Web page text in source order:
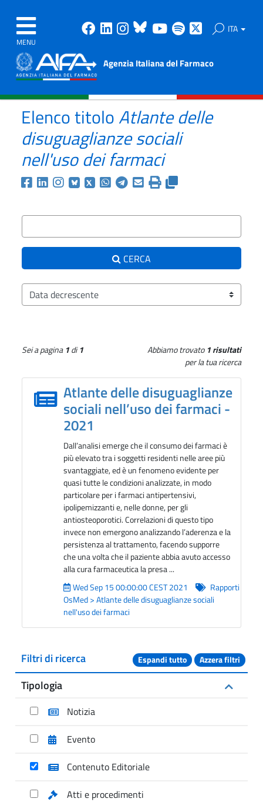
MENU
Facebook
Linkedin
Instagram
Bluesky
Youtube
Spotify ITA
Agenzia Italiana del Farmaco
Elenco titoloAtlante delle
disuguaglianze sociali
nell'uso dei farmaci
Condividi la ricerca
Testo da ricercare
CERCA
Ordina i risultati per
Sei a pagina 1di1 Abbiamo trovato 1 risultati
per la tua ricerca
Atlante delle disuguaglianze
sociali nell’uso dei farmaci -
2021
Dall’analisi emerge che il consumo dei farmaci è
più elevato tra i soggetti residenti nelle aree più
svantaggiate, ed è un fenomeno evidente per
quasi tutte le condizioni analizzate, in modo
particolare per i farmaci antipertensivi,
ipolipemizzanti e, nelle donne, per gli
antiosteoporotici. Correlazioni di questo tipo
invece non emergono analizzando l’aderenza e la
persistenza al trattamento, facendo supporre
che una volta che il paziente abbia avuto accesso
alla cura farmaceutica la presa ...
Wed Sep 15 00:00:00 CEST 2021
Rapporti
OsMed > Atlante delle disuguaglianze sociali
nell'uso dei farmaci
Filtri di ricerca Espandi tutto Azzera filtri
Tipologia
Notizia
Evento
Contenuto Editoriale
Atti e procedimenti